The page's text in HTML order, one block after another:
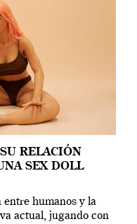
RELACIÓN
SEX DOLL
entre humanos y la
actual, jugando con